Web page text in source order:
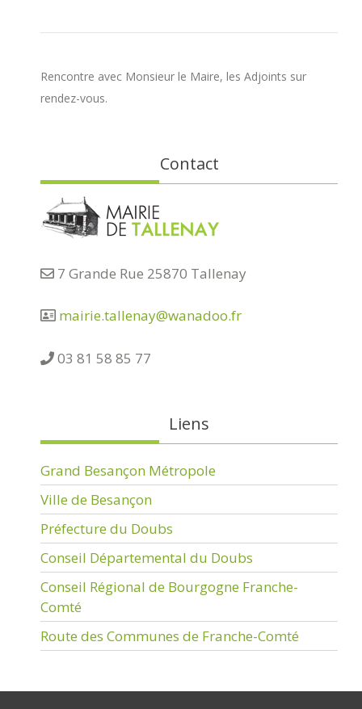
Rencontre avec Monsieur le Maire, les Adjoints sur
rendez-vous.
Contact
7 Grande Rue 25870 Tallenay
mairie.tallenay@wanadoo.fr
03 81 58 85 77
Liens
Grand Besançon Métropole
Ville de Besançon
Préfecture du Doubs
Conseil Départemental du Doubs
Conseil Régional de Bourgogne Franche-
Comté
Route des Communes de Franche-Comté